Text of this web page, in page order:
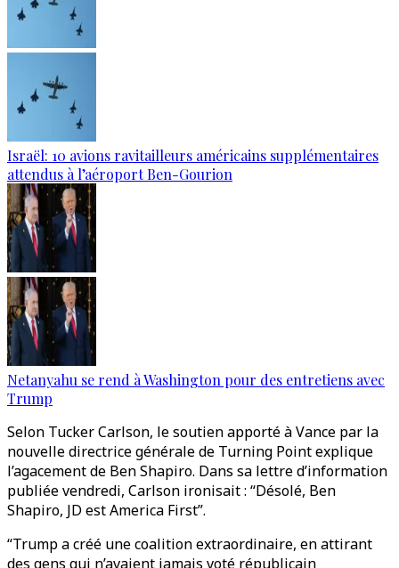
Israël: 10 avions ravitailleurs américains supplémentaires
attendus à l’aéroport Ben-Gourion
Netanyahu se rend à Washington pour des entretiens avec
Trump
Selon Tucker Carlson, le soutien apporté à Vance par la
nouvelle directrice générale de Turning Point explique
l’agacement de Ben Shapiro. Dans sa lettre d’information
publiée vendredi, Carlson ironisait : “Désolé, Ben
Shapiro, JD est America First”.
“Trump a créé une coalition extraordinaire, en attirant
des gens qui n’avaient jamais voté républicain